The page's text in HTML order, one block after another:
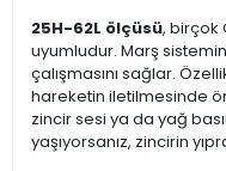
25H-62L ölçüsü, birçok
uyumludur. Marş
çalışmasını sağlar.
hareketin iletilmesinde
zincir sesi ya da yağ
yaşıyorsanız, zincirin